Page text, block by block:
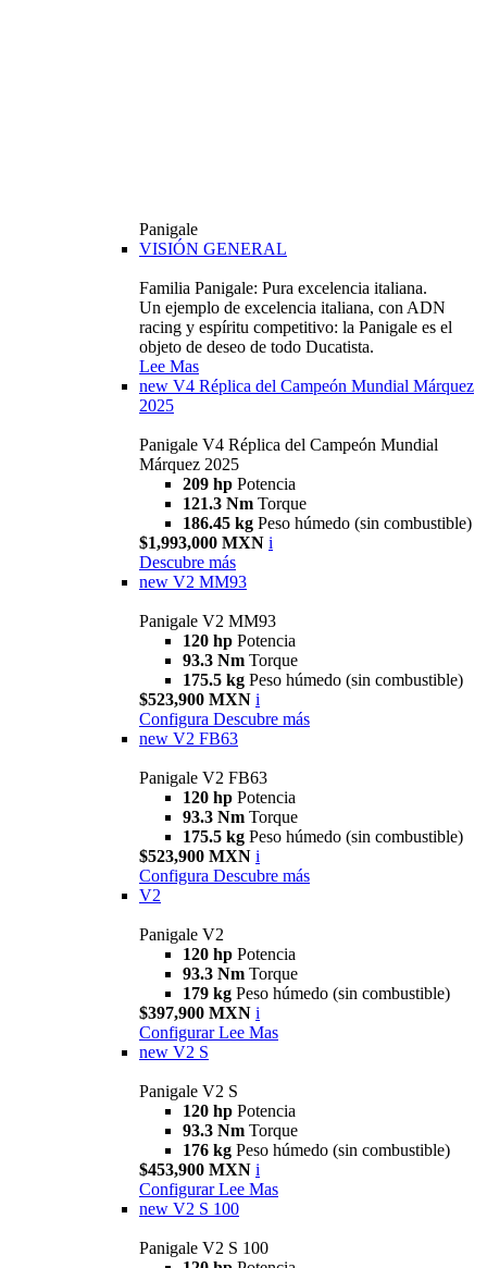
Panigale
VISIÓN GENERAL
Familia Panigale: Pura excelencia italiana.
Un ejemplo de excelencia italiana, con ADN
racing y espíritu competitivo: la Panigale es el
objeto de deseo de todo Ducatista.
Lee Mas
new V4 Réplica del Campeón Mundial Márquez
2025
Panigale V4 Réplica del Campeón Mundial
Márquez 2025
209 hp Potencia
121.3 Nm Torque
186.45 kg Peso húmedo (sin combustible)
$1,993,000 MXN i
Descubre más
new V2 MM93
Panigale V2 MM93
120 hp Potencia
93.3 Nm Torque
175.5 kg Peso húmedo (sin combustible)
$523,900 MXN i
Configura Descubre más
new V2 FB63
Panigale V2 FB63
120 hp Potencia
93.3 Nm Torque
175.5 kg Peso húmedo (sin combustible)
$523,900 MXN i
Configura Descubre más
V2
Panigale V2
120 hp Potencia
93.3 Nm Torque
179 kg Peso húmedo (sin combustible)
$397,900 MXN i
Configurar Lee Mas
new V2 S
Panigale V2 S
120 hp Potencia
93.3 Nm Torque
176 kg Peso húmedo (sin combustible)
$453,900 MXN i
Configurar Lee Mas
new V2 S 100
Panigale V2 S 100